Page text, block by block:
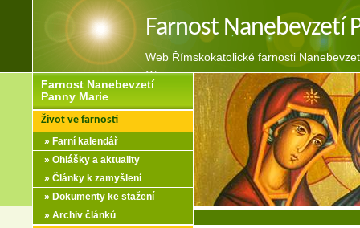
Farnost Nanebevzetí
Web Římskokatolické farnosti
Sázavou
Farnost Nanebevzetí
Panny Marie
Život ve farnosti
» Farní kalendář
» Ohlášky a aktuality
» Články k zamyšlení
» Dokumenty ke stažení
» Archiv článků